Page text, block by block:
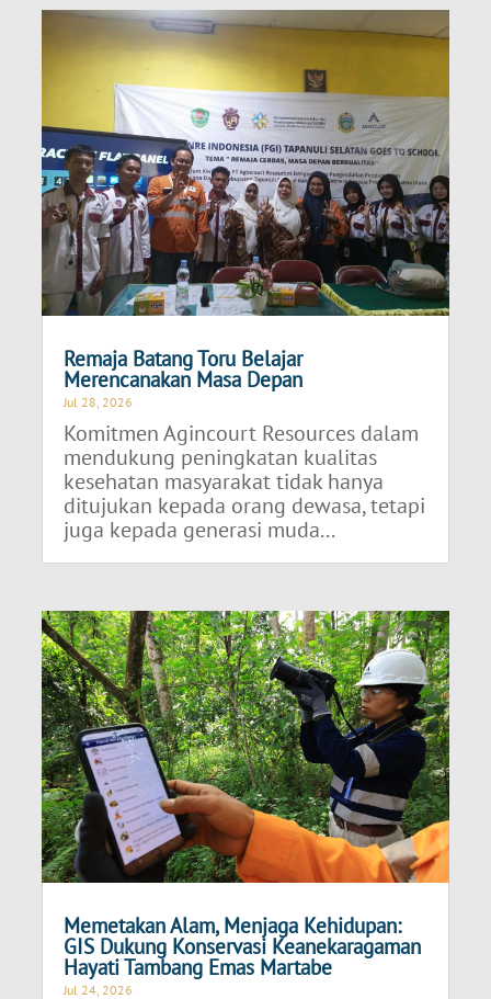
Remaja Batang Toru Belajar
Merencanakan Masa Depan
Jul 28, 2026
Komitmen Agincourt Resources dalam
mendukung peningkatan kualitas
kesehatan masyarakat tidak hanya
ditujukan kepada orang dewasa, tetapi
juga kepada generasi muda...
Memetakan Alam, Menjaga Kehidupan:
GIS Dukung Konservasi Keanekaragaman
Hayati Tambang Emas Martabe
Jul 24, 2026